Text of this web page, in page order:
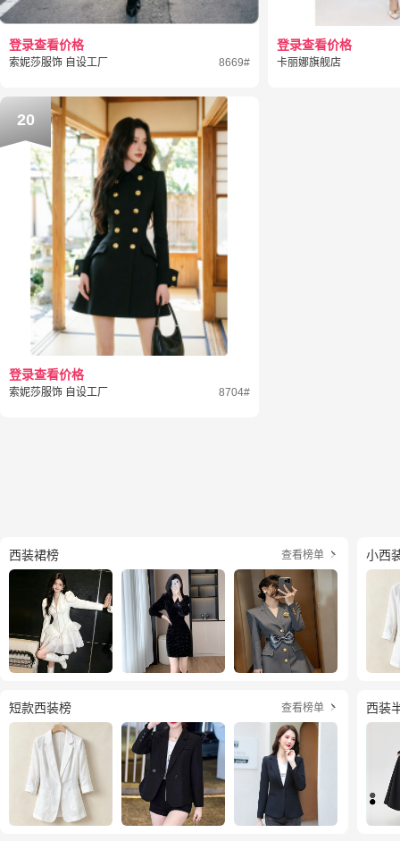
登录查看价格
索妮莎服饰 自设工厂 8669#
登录查看价格
卡丽娜旗舰店
登录查看价格
索妮莎服饰 自设工厂 8704#
20
西装裙榜 查看榜单  小西
短款西装榜 查看榜单  西装